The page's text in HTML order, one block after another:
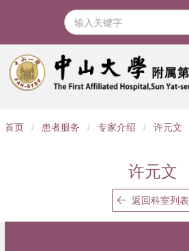
导
首页 / 患者服务 / 专家介绍 / 许元文
许元文
返回科室列表